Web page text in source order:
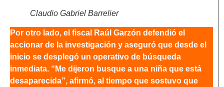
Claudio Gabriel Barrelier
Por otro lado, el fiscal Raúl Garzón defendió el
accionar de la investigación y aseguró que desde el
inicio se desplegó un operativo de búsqueda
inmediata. “Me dijeron busque a una niña que está
desaparecida”, afirmó, al tiempo que sostuvo que